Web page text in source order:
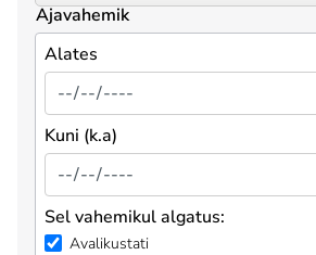
Ajavahemik
Alates
Kuni (k.a)
Sel vahemikul algatus:
Avalikustati